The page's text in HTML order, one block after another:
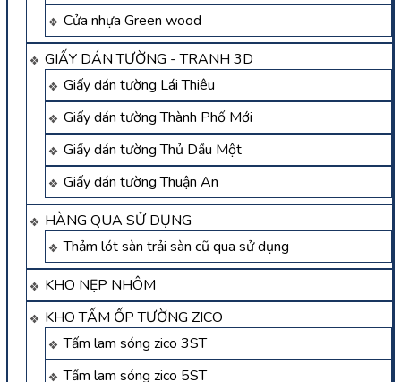
Cửa nhựa Green wood
GIẤY DÁN TƯỜNG - TRANH 3D
Giấy dán tường Lái Thiêu
Giấy dán tường Thành Phố Mới
Giấy dán tường Thủ Dầu Một
Giấy dán tường Thuận An
HÀNG QUA SỬ DỤNG
Thảm lót sàn trải sàn cũ qua sử dụng
KHO NẸP NHÔM
KHO TẤM ỐP TƯỜNG ZICO
Tấm lam sóng zico 3ST
Tấm lam sóng zico 5ST